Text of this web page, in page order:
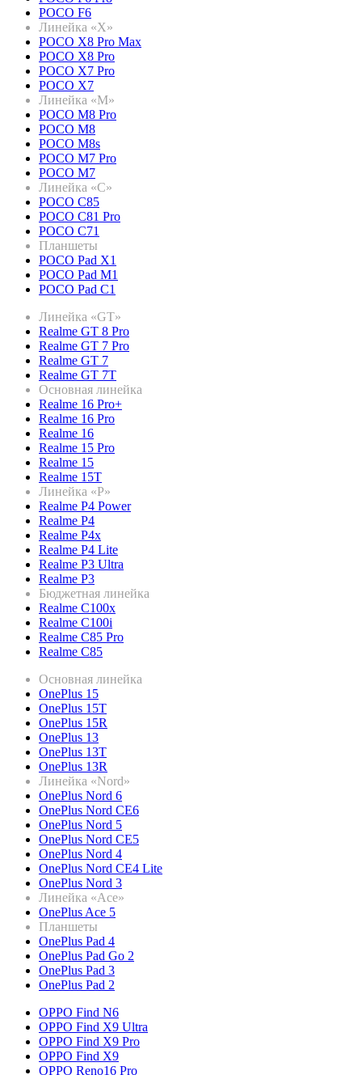
POCO F6
Линейка «X»
POCO X8 Pro Max
POCO X8 Pro
POCO X7 Pro
POCO X7
Линейка «M»
POCO M8 Pro
POCO M8
POCO M8s
POCO M7 Pro
POCO M7
Линейка «C»
POCO C85
POCO C81 Pro
POCO C71
Планшеты
POCO Pad X1
POCO Pad M1
POCO Pad C1
Линейка «GT»
Realme GT 8 Pro
Realme GT 7 Pro
Realme GT 7
Realme GT 7T
Основная линейка
Realme 16 Pro+
Realme 16 Pro
Realme 16
Realme 15 Pro
Realme 15
Realme 15T
Линейка «P»
Realme P4 Power
Realme P4
Realme P4x
Realme P4 Lite
Realme P3 Ultra
Realme P3
Бюджетная линейка
Realme C100x
Realme C100i
Realme C85 Pro
Realme C85
Основная линейка
OnePlus 15
OnePlus 15T
OnePlus 15R
OnePlus 13
OnePlus 13T
OnePlus 13R
Линейка «Nord»
OnePlus Nord 6
OnePlus Nord CE6
OnePlus Nord 5
OnePlus Nord CE5
OnePlus Nord 4
OnePlus Nord CE4 Lite
OnePlus Nord 3
Линейка «Ace»
OnePlus Ace 5
Планшеты
OnePlus Pad 4
OnePlus Pad Go 2
OnePlus Pad 3
OnePlus Pad 2
OPPO Find N6
OPPO Find X9 Ultra
OPPO Find X9 Pro
OPPO Find X9
OPPO Reno16 Pro